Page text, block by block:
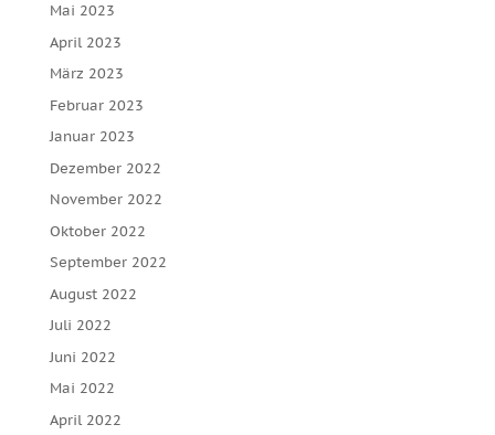
Mai 2023
April 2023
März 2023
Februar 2023
Januar 2023
Dezember 2022
November 2022
Oktober 2022
September 2022
August 2022
Juli 2022
Juni 2022
Mai 2022
April 2022